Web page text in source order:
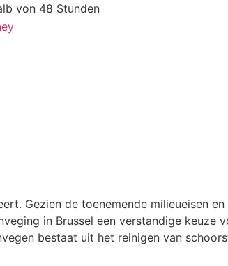
von 48 Stunden
Gezien de toenemende milieueisen en
in Brussel een verstandige keuze
bestaat uit het reinigen van